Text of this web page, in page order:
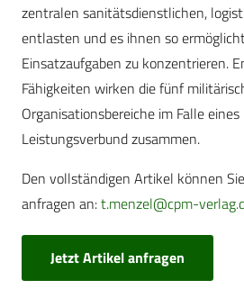
zentralen sanitätsdienstlichen,
entlasten und es ihnen so
Einsatzaufgaben zu konzentrieren.
Fähigkeiten wirken die fünf
Organisationsbereiche im Falle
Leistungsverbund zusammen.
Den vollständigen Artikel können
anfragen an:t.menzel@cpm-
Jetzt Artikel anfragen